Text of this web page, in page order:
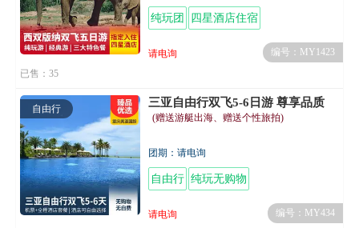
纯玩团 四星酒店住宿
请电询
编号：MY1423
已售：35
自由行 三亚自由行双飞5-6日游 尊享品质
(赠送游艇出海、赠送个性旅拍)
团期：请电询
自由行 纯玩无购物
请电询
编号：MY434